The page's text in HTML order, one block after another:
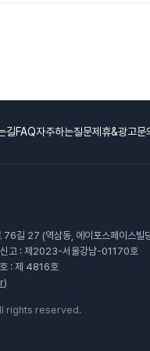
길FAQ자주하는질문제휴&광고문
길 27 (역삼동, 에이포스페이스빌
고 : 제2023-서울강남-01170호
호 : 제 4816호
)
rights reserved.